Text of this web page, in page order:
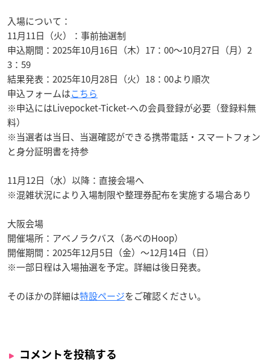
入場について：
11月11日（火）：事前抽選制
申込期間：2025年10月16日（木）17：00〜10月27日（月）2
3：59
結果発表：2025年10月28日（火）18：00より順次
申込フォームはこちら
※申込にはLivepocket-Ticket-への会員登録が必要（登録料無
料）
※当選者は当日、当選確認ができる携帯電話・スマートフォン
と身分証明書を持参
11月12日（水）以降：直接会場へ
※混雑状況により入場制限や整理券配布を実施する場合あり
大阪会場
開催場所：アベノラクバス（あべのHoop）
開催期間：2025年12月5日（金）〜12月14日（日）
※一部日程は入場抽選を予定。詳細は後日発表。
そのほかの詳細は特設ページをご確認ください。
コメントを投稿する